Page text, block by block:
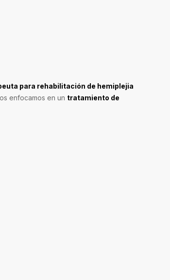
para rehabilitación de hemiplejia
enfocamos en un tratamiento de